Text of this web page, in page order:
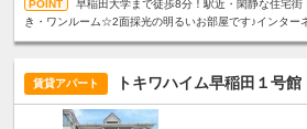
早稲田大学まで徒歩8分！駅近・閑静な住宅街
き・ワンルーム☆2面採光の明るいお部屋です♪インター
賃貸アパート トキワハイム早稲田１号館